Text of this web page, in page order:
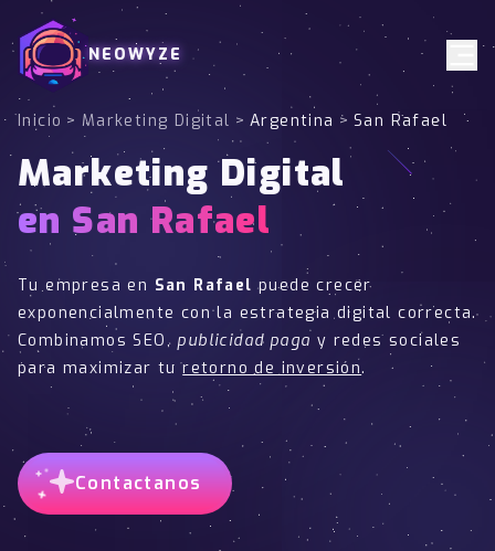
NEOWYZE
Inicio > Marketing Digital > Argentina > San Rafael
Marketing Digital
en San Rafael
Tu empresa en San Rafael puede crecer
exponencialmente con la estrategia digital correcta.
Combinamos SEO, publicidad paga y redes sociales
para maximizar turetorno de inversión.
Contactanos